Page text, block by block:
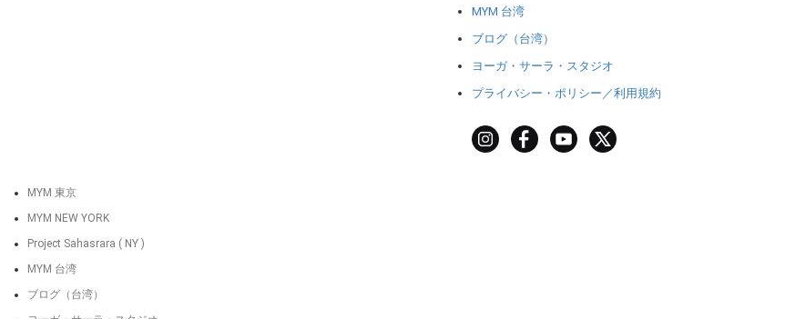
MYM 台湾
ブログ（台湾）
ヨーガ・サーラ・スタジオ
プライバシー・ポリシー／利用規約
MYM 東京
MYM NEW YORK
Project Sahasrara ( NY )
MYM 台湾
ブログ（台湾）